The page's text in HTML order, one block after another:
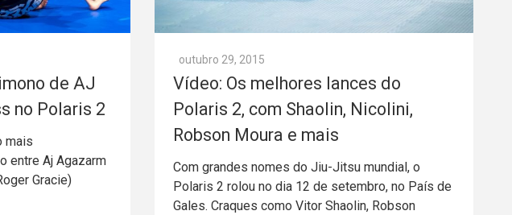
de AJ
no Polaris 2
mais
entre Aj Agazarm
Gracie)
outubro 29, 2015
Vídeo: Os melhores lances do
Polaris 2, com Shaolin, Nicolini,
Robson Moura e mais
Com grandes nomes do Jiu-Jitsu mundial, o
Polaris 2 rolou no dia 12 de setembro, no País de
Gales. Craques como Vitor Shaolin, Robson